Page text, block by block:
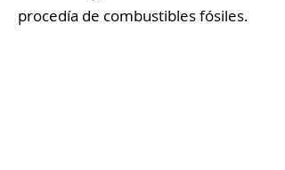
procedía de combustibles fósiles.